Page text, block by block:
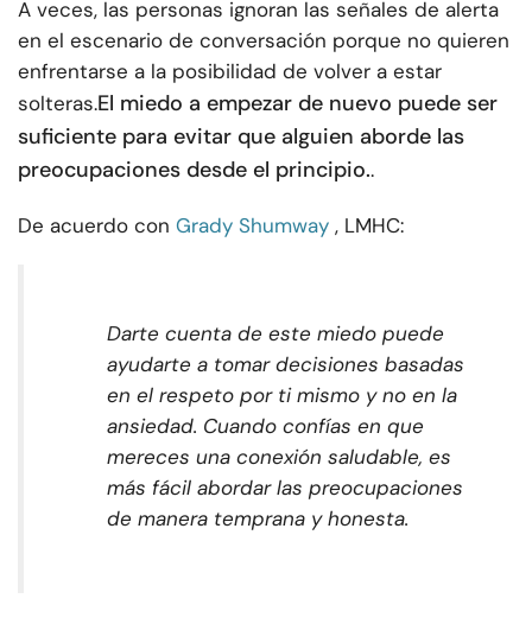
A veces, las personas ignoran las señales de alerta
en el escenario de conversación porque no quieren
enfrentarse a la posibilidad de volver a estar
solteras.El miedo a empezar de nuevo puede ser
suficiente para evitar que alguien aborde las
preocupaciones desde el principio..
De acuerdo con Grady Shumway , LMHC:
Darte cuenta de este miedo puede
ayudarte a tomar decisiones basadas
en el respeto por ti mismo y no en la
ansiedad. Cuando confías en que
mereces una conexión saludable, es
más fácil abordar las preocupaciones
de manera temprana y honesta.